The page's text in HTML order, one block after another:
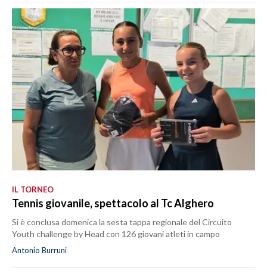
IL TORNEO
Tennis giovanile, spettacolo al Tc Alghero
Si è conclusa domenica la sesta tappa regionale del Circuito
Youth challenge by Head con 126 giovani atleti in campo
Antonio Burruni